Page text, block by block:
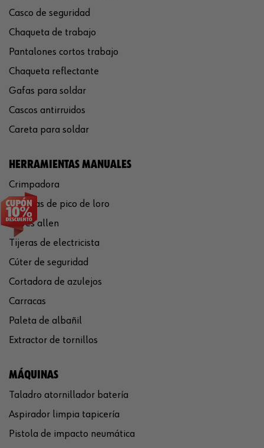
Casco de seguridad
Chaqueta de trabajo
Pantalones cortos trabajo
Chaqueta reflectante
Gafas para soldar
Cascos antirruidos
Careta para soldar
HERRAMIENTAS MANUALES
Crimpadora
Tenazas de pico de loro
Llaves allen
Tijeras de electricista
Cúter de seguridad
Cortadora de azulejos
Carracas
Paleta de albañil
Extractor de tornillos
MÁQUINAS
Taladro atornillador batería
Aspirador limpia tapicería
Pistola de impacto neumática